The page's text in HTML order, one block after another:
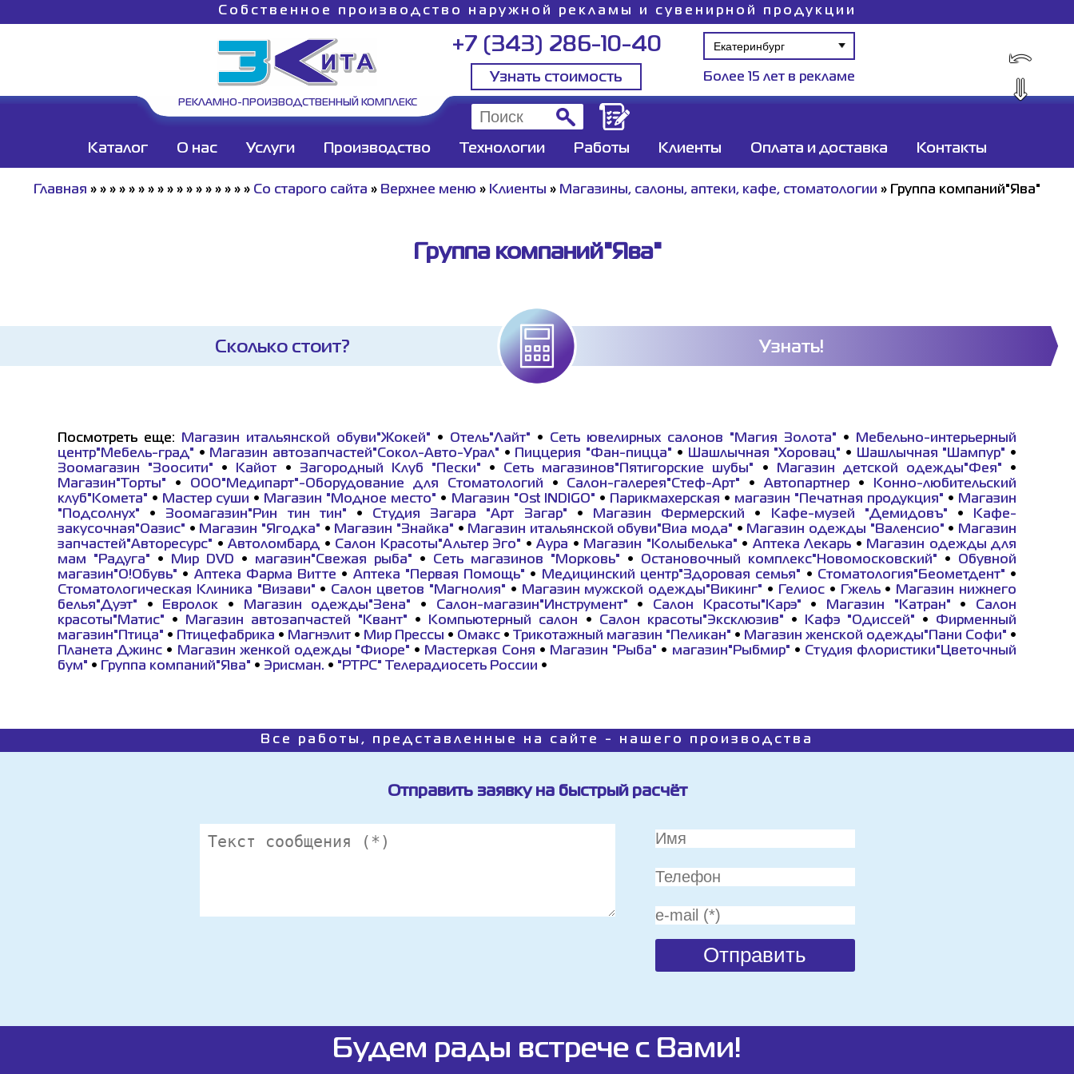
⇓
⤺
Собственное производство наружной рекламы и сувенирной продукции
РЕКЛАМНО-ПРОИЗВОДСТВЕННЫЙ КОМПЛЕКС
+7 (343) 286-10-40
Узнать стоимость Более 15 лет в рекламе
Каталог О нас Услуги Производство Технологии Работы Клиенты Оплата и доставка Контакты
Главная » » » » » » » » » » » » » » » » » Со старого сайта » Верхнее меню » Клиенты » Магазины, салоны, аптеки, кафе, стоматологии » Группа компаний"Ява"
Группа компаний"Ява"
Сколько стоит? Узнать!
Посмотреть еще: Магазин итальянской обуви"Жокей" • Отель"Лайт" • Сеть ювелирных салонов "Магия Золота" •
Мебельно-интерьерный
центр"Мебель-град" • Магазин автозапчастей"Сокол-Авто-Урал" • Пиццерия "Фан-пицца" • Шашлычная "Хоровац" • Шашлычная "Шампур" •
Зоомагазин "Зоосити" • Кайот • Загородный Клуб "Пески" • Сеть магазинов"Пятигорские шубы" • Магазин детской одежды"Фея" •
Магазин"Торты" • ООО"Медипарт"-Оборудование для Стоматологий • Салон-галерея"Стеф-Арт" •Автопартнер •
Конно-любительский
клуб"Комета" • Мастер суши • Магазин "Модное место" • Магазин "Ost INDIGO" • Парикмахерская • магазин "Печатная продукция" •
Магазин
"Подсолнух" • Зоомагазин"Рин тин тин" • Студия Загара "Арт Загар" • Магазин Фермерский • Кафе-музей "Демидовъ" •
Кафе-
закусочная"Оазис" • Магазин "Ягодка" • Магазин "Знайка" • Магазин итальянской обуви"Виа мода" • Магазин одежды "Валенсио" •
Магазин
запчастей"Авторесурс" • Автоломбард • Салон Красоты"Альтер Эго" • Аура • Магазин "Колыбелька" • Аптека Лекарь •
Магазин одежды для
мам "Радуга" • Мир DVD • магазин"Свежая рыба" • Сеть магазинов "Морковь" • Остановочный комплекс"Новомосковский" • Обувной
магазин"О!Обувь" • Аптека Фарма Витте • Аптека "Первая Помощь" • Медицинский центр"Здоровая семья" • Стоматология"Беометдент" •
Стоматологическая Клиника "Визави" • Салон цветов "Магнолия" • Магазин мужской одежды"Викинг" • Гелиос• Гжель•
Магазин нижнего
белья"Дуэт" • Евролок • Магазин одежды"Зена" • Салон-магазин"Инструмент" • Салон Красоты"Карэ" • Магазин "Катран" • Салон
красоты"Матис" • Магазин автозапчастей "Квант" • Компьютерный салон • Салон красоты"Эксклюзив" • Кафэ "Одиссей" • Фирменный
магазин"Птица" • Птицефабрика • Магнэлит • Мир Прессы • Омакс • Трикотажный магазин "Пеликан" • Магазин женской одежды"Пани Софи" •
Планета Джинс • Магазин женкой одежды "Фиоре" • Мастеркая Соня • Магазин "Рыба" • магазин"Рыбмир" • Студия флористики"Цветочный
бум" • Группа компаний"Ява" • Эрисман. • "РТРС" Телерадиосеть России •
Все работы, представленные на сайте - нашего производства
Отправить заявку на быстрый расчёт
Будем рады встрече с Вами!